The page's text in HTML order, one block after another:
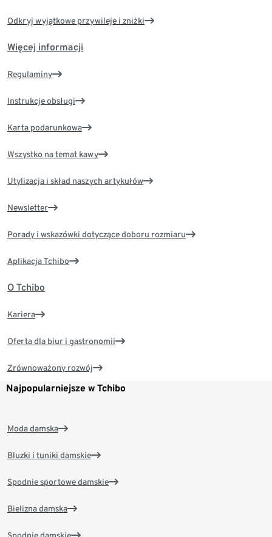
Odkryj wyjątkowe przywileje i zniżki
Więcej informacji
Regulaminy
Instrukcje obsługi
Karta podarunkowa
Wszystko na temat kawy
Utylizacja i skład naszych artykułów
Newsletter
Porady i wskazówki dotyczące doboru rozmiaru
Aplikacja Tchibo
O Tchibo
Kariera
Oferta dla biur i gastronomii
Zrównoważony rozwój
Najpopularniejsze w Tchibo
Moda damska
Bluzki i tuniki damskie
Spodnie sportowe damskie
Bielizna damska